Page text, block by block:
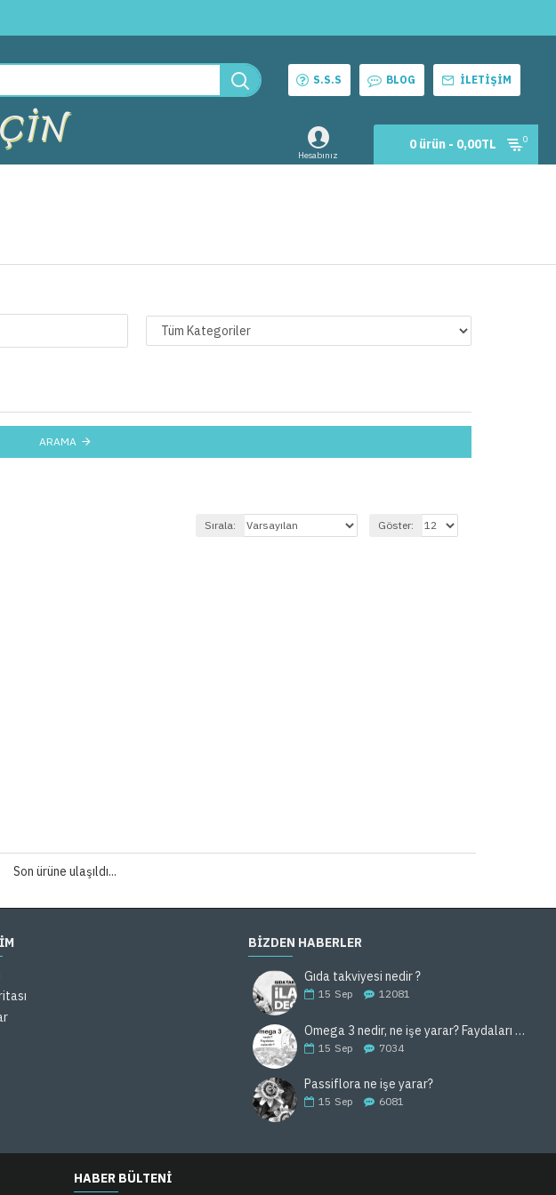
S.S.S BLOG İLETIŞIM
Hesabınız
0 ürün - 0,00TL 0
ARAMA
Sırala: Göster:
Son ürüne ulaşıldı...
BIZDEN HABERLER
Gıda takviyesi nedir ?
15 Sep 12081
Omega 3 nedir, ne işe yarar? Faydaları nelerdir, hangi gıdalarda bulunur ?
15 Sep 7034
Passiflora ne işe yarar?
15 Sep 6081
HABER BÜLTENI